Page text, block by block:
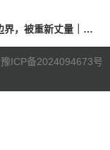
童装的边界，被重新丈量｜2026中国国际时装周·童话小镇圆满收官
豫ICP备2024094673号